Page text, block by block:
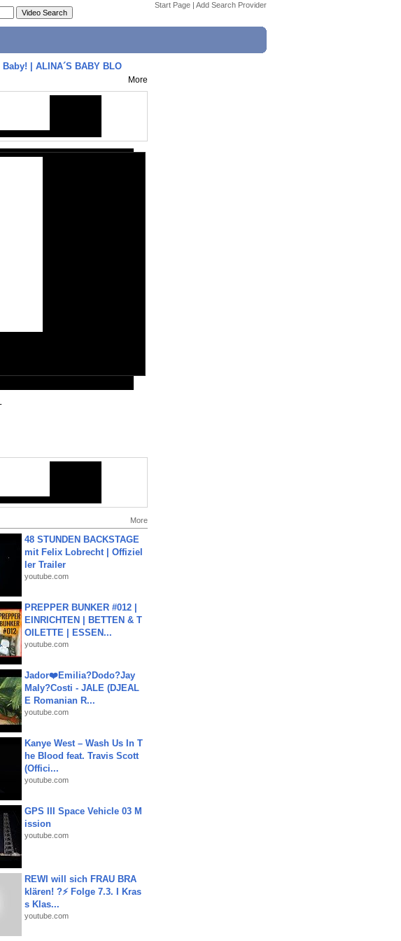
Start Page | Add Search Provider
| ALINA´S BABY BLO
More
More
48 STUNDEN BACKSTAGE
mit Felix Lobrecht | Offiziel
ler Trailer
youtube.com
PREPPER BUNKER #012 |
EINRICHTEN | BETTEN & T
OILETTE | ESSEN...
youtube.com
Jador❤️Emilia?Dodo?Jay
Maly?Costi - JALE (DJEAL
E Romanian R...
youtube.com
Kanye West – Wash Us In T
he Blood feat. Travis Scott
(Offici...
youtube.com
GPS III Space Vehicle 03 M
ission
youtube.com
REWI will sich FRAU BRA
klären! ?⚡️ Folge 7.3. I Kras
s Klas...
youtube.com